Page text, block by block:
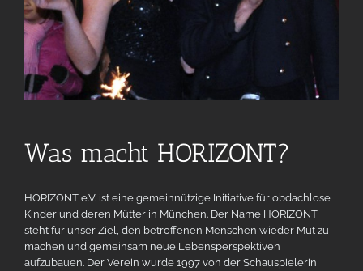
Was macht HORIZONT?
HORIZONT e.V. ist eine gemeinnützige Initiative für obdachlose
Kinder und deren Mütter in München. Der Name HORIZONT
steht für unser Ziel, den betroffenen Menschen wieder Mut zu
machen und gemeinsam neue Lebensperspektiven
aufzubauen. Der Verein wurde 1997 von der Schauspielerin